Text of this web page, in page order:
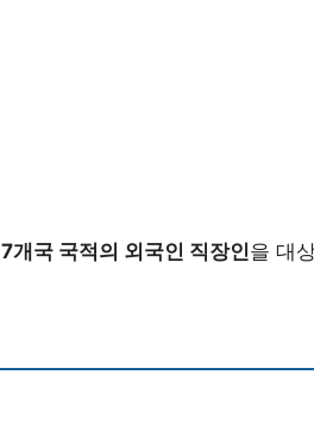
7개국 국적의 외국인 직장인을 대